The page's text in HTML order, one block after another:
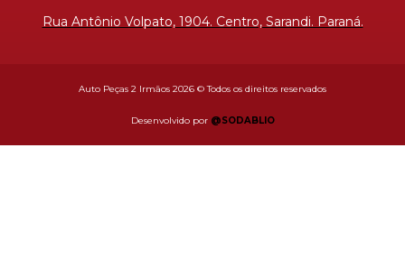
Rua Antônio Volpato, 1904. Centro, Sarandi. Paraná.
Auto Peças 2 Irmãos 2026 © Todos os direitos reservados
Desenvolvido por @SODABLIO